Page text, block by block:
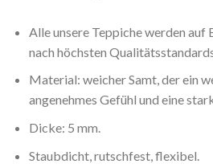
Alle unsere Teppiche werden
nach höchsten
Material: weicher Samt, der ein
angenehmes Gefühl und eine
Dicke: 5 mm.
Staubdicht, rutschfest, flexibel.